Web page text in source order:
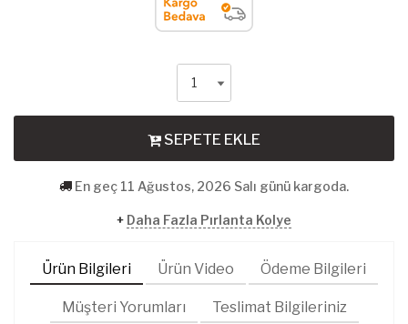
SEPETE EKLE
En geç 11 Ağustos, 2026 Salı günü kargoda.
+ Daha Fazla Pırlanta Kolye
Ürün Bilgileri Ürün Video Ödeme Bilgileri
Müşteri Yorumları Teslimat Bilgileriniz